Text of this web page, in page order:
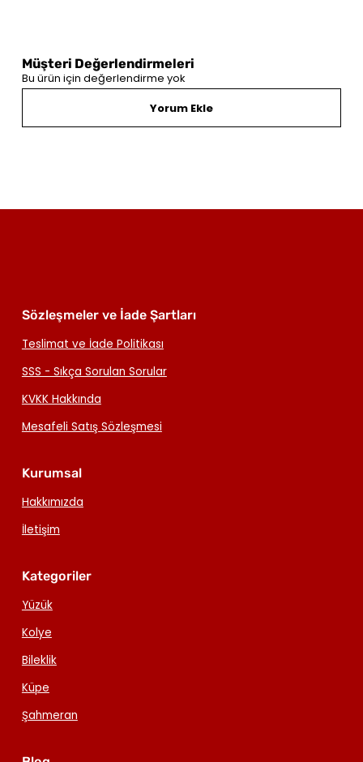
Müşteri Değerlendirmeleri
Bu ürün için değerlendirme yok
Yorum Ekle
Sözleşmeler ve İade Şartları
Teslimat ve İade Politikası
SSS - Sıkça Sorulan Sorular
KVKK Hakkında
Mesafeli Satış Sözleşmesi
Kurumsal
Hakkımızda
İletişim
Kategoriler
Yüzük
Kolye
Bileklik
Küpe
Şahmeran